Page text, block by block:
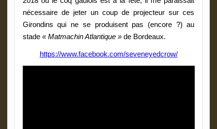
nécessaire de jeter un coup de projecteur sur ces
Girondins qui ne se produisent pas (encore ?) au
stade « Matmachin Atlantique » de Bordeaux.
https://www.facebook.com/seveneyedcrow/